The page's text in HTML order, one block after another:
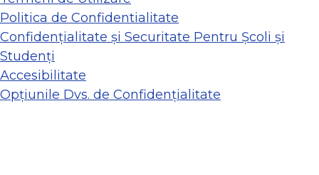
Politica de Confidentialitate
Confidențialitate și Securitate Pentru Școli și
Studenți
Accesibilitate
Opțiunile Dvs. de Confidențialitate